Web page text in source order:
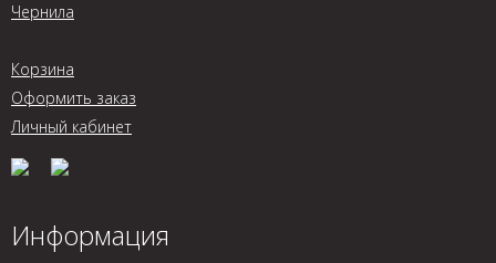
Чернила
Корзина
Оформить заказ
Личный кабинет
Информация